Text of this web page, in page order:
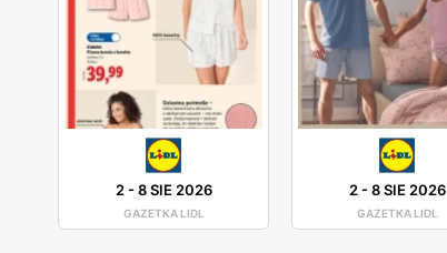
2-8 SIE 2026
GAZETKA LIDL
2-8 SIE 2026
GAZETKA LIDL